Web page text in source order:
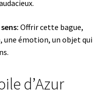
Offrir cette bague,
une émotion, un objet qui
d’Azur